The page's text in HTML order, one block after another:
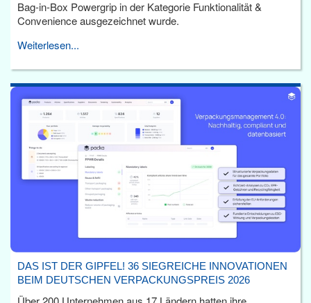
Bag-in-Box Powergrip in der Kategorie Funktionalität &
Convenience ausgezeichnet wurde.
Weiterlesen...
DAS IST DER GIPFEL! 36 SIEGREICHE INNOVATIONEN
BEIM DEUTSCHEN VERPACKUNGSPREIS 2026